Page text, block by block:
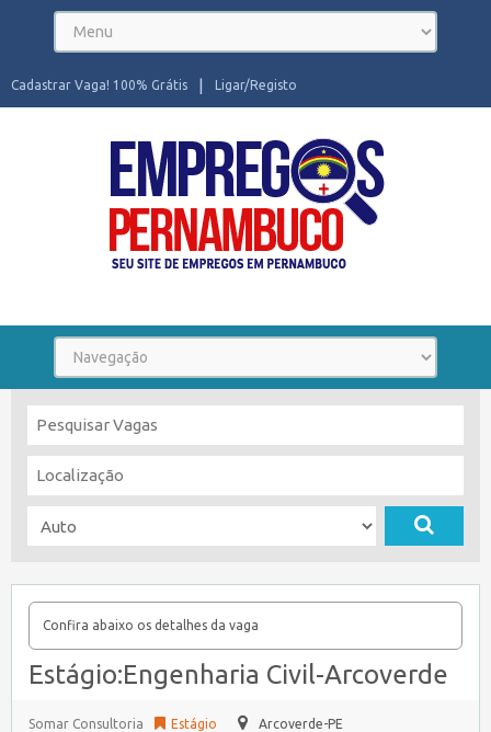
Ligar/Registo
Cadastrar Vaga! 100% Grátis
Confira abaixo os detalhes da vaga
Estágio:Engenharia Civil-Arcoverde
Somar Consultoria Estágio
Arcoverde-PE